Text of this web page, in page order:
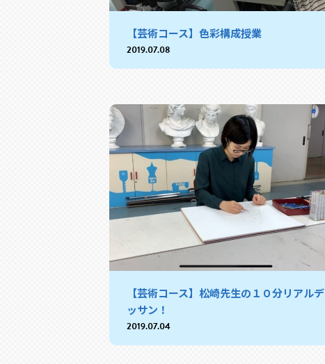
【芸術コース】色彩構成授業
2019.07.08
【芸術コース】松崎先生の１０分リアルデ
ッサン！
2019.07.04